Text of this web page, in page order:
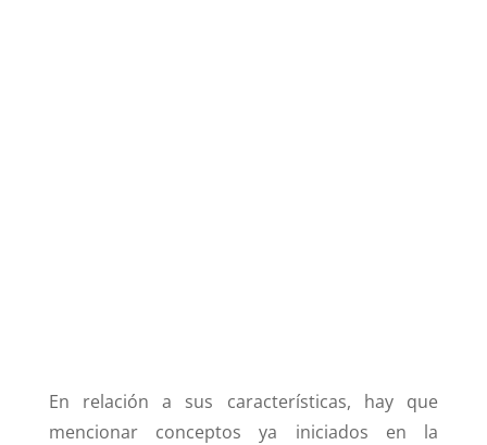
En relación a sus características, hay que
mencionar conceptos ya iniciados en la